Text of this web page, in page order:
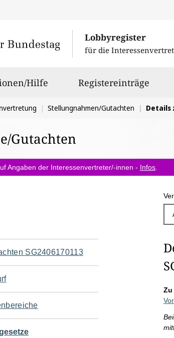
Lobbyregister
für die
Hilfe Registereinträge
Stellungnahmen/Gutachten Details
Gutachten
Angaben der Interessenvertreter/-innen - Infos
SG2406170113
Zu